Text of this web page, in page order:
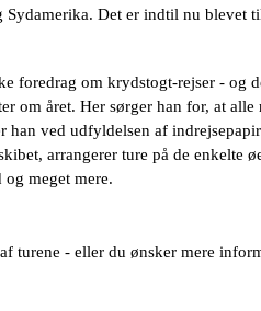
Sydamerika. Det er indtil nu blevet
foredrag om krydstogt-rejser - og
om året. Her sørger han for, at alle
han ved udfyldelsen af
arrangerer ture på de enkelte
meget mere.
turene - eller du ønsker mere